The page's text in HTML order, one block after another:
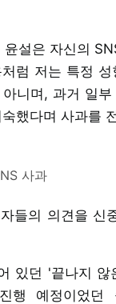
설은 자신의
럼 저는 특정
니며, 과거 일
했다며 사과를
사과
들의 의견을 신
있던 '끝나지 않
행 예정이었던